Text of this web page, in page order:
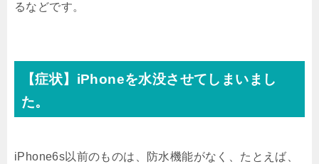
るなどです。
【症状】iPhoneを水没させてしまいまし
た。
iPhone6s以前のものは、防水機能がなく、たとえば、